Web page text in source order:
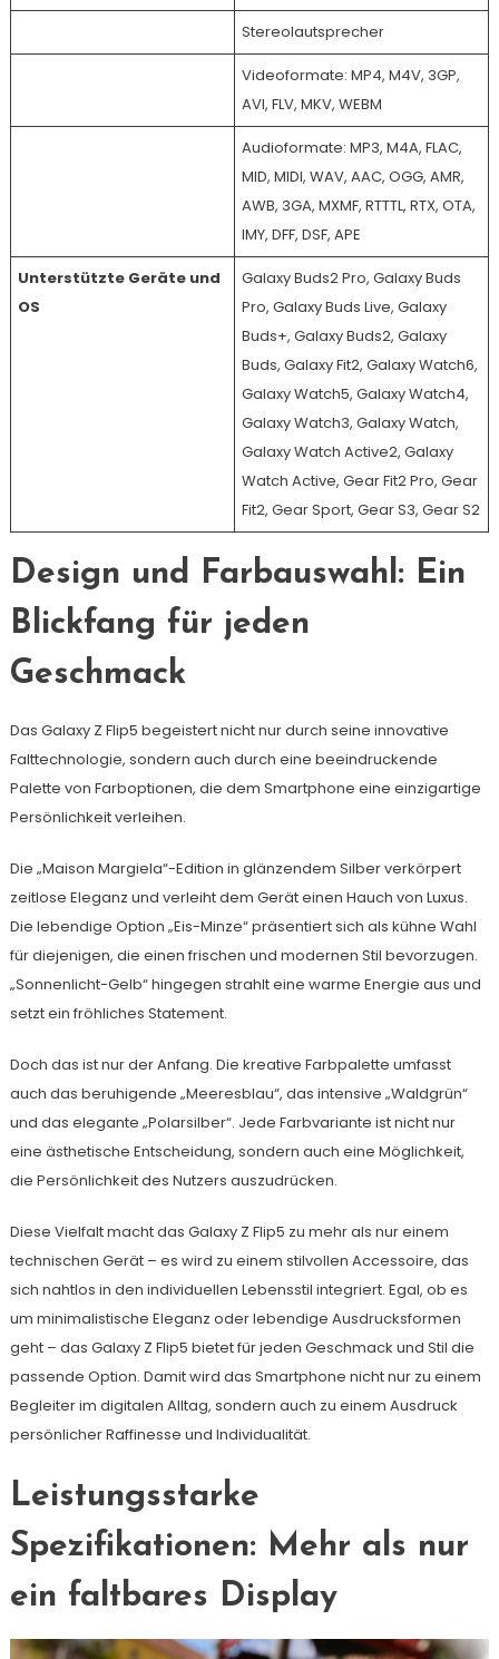
Stereolautsprecher
Videoformate: MP4, M4V, 3GP,
AVI, FLV, MKV, WEBM
Audioformate: MP3, M4A, FLAC,
MID, MIDI, WAV, AAC, OGG, AMR,
AWB, 3GA, MXMF, RTTTL, RTX, OTA,
IMY, DFF, DSF, APE
Unterstützte Geräte und
OS
Galaxy Buds2 Pro, Galaxy Buds
Pro, Galaxy Buds Live, Galaxy
Buds+, Galaxy Buds2, Galaxy
Buds, Galaxy Fit2, Galaxy Watch6,
Galaxy Watch5, Galaxy Watch4,
Galaxy Watch3, Galaxy Watch,
Galaxy Watch Active2, Galaxy
Watch Active, Gear Fit2 Pro, Gear
Fit2, Gear Sport, Gear S3, Gear S2
Design und Farbauswahl: Ein
Blickfang für jeden
Geschmack
Das Galaxy Z Flip5 begeistert nicht nur durch seine innovative
Falttechnologie, sondern auch durch eine beeindruckende
Palette von Farboptionen, die dem Smartphone eine einzigartige
Persönlichkeit verleihen.
Die „Maison Margiela“-Edition in glänzendem Silber verkörpert
zeitlose Eleganz und verleiht dem Gerät einen Hauch von Luxus.
Die lebendige Option „Eis-Minze“ präsentiert sich als kühne Wahl
für diejenigen, die einen frischen und modernen Stil bevorzugen.
„Sonnenlicht-Gelb“ hingegen strahlt eine warme Energie aus und
setzt ein fröhliches Statement.
Doch das ist nur der Anfang. Die kreative Farbpalette umfasst
auch das beruhigende „Meeresblau“, das intensive „Waldgrün“
und das elegante „Polarsilber“. Jede Farbvariante ist nicht nur
eine ästhetische Entscheidung, sondern auch eine Möglichkeit,
die Persönlichkeit des Nutzers auszudrücken.
Diese Vielfalt macht das Galaxy Z Flip5 zu mehr als nur einem
technischen Gerät – es wird zu einem stilvollen Accessoire, das
sich nahtlos in den individuellen Lebensstil integriert. Egal, ob es
um minimalistische Eleganz oder lebendige Ausdrucksformen
geht – das Galaxy Z Flip5 bietet für jeden Geschmack und Stil die
passende Option. Damit wird das Smartphone nicht nur zu einem
Begleiter im digitalen Alltag, sondern auch zu einem Ausdruck
persönlicher Raffinesse und Individualität.
Leistungsstarke
Spezifikationen: Mehr als nur
ein faltbares Display